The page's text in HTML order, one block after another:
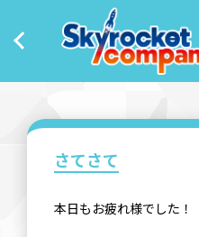
さてさて
本日もお疲れ様でした！